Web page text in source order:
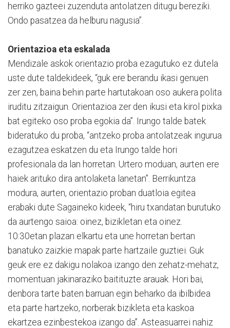
herriko gazteei zuzenduta antolatzen ditugu bereziki.
Ondo pasatzea da helburu nagusia”.
Orientazioa eta eskalada
Mendizale askok orientazio proba ezagutuko ez dutela
uste dute taldekideek, “guk ere berandu ikasi genuen
zer zen, baina behin parte hartutakoan oso aukera polita
iruditu zitzaigun. Orientazioa zer den ikusi eta kirol pixka
bat egiteko oso proba egokia da”. Irungo talde batek
bideratuko du proba, “antzeko proba antolatzeak ingurua
ezagutzea eskatzen du eta Irungo talde hori
profesionala da lan horretan. Urtero moduan, aurten ere
haiek arituko dira antolaketa lanetan”. Berrikuntza
modura, aurten, orientazio proban duatloia egitea
erabaki dute Sagaineko kideek, “hiru txandatan burutuko
da aurtengo saioa: oinez, bizikletan eta oinez.
10:30etan plazan elkartu eta une horretan bertan
banatuko zaizkie mapak parte hartzaile guztiei. Guk
geuk ere ez dakigu nolakoa izango den zehatz-mehatz,
momentuan jakinaraziko baitituzte arauak. Hori bai,
denbora tarte baten barruan egin beharko da ibilbidea
eta parte hartzeko, norberak bizikleta eta kaskoa
ekartzea ezinbestekoa izango da”. Asteasuarrei nahiz